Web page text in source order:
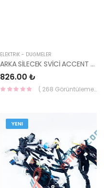
ELEKTRİK - DÜĞMELER
ARKA SİLECEK SVİCİ ACCENT 93610-22000-HMC
826.00 ₺
( 268 Görüntüleme )
YENI